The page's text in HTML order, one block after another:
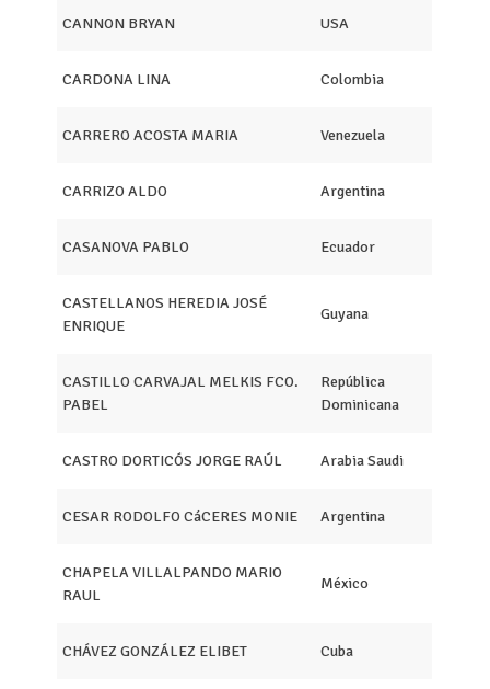
CANNON BRYAN USA
CARDONA LINA Colombia
CARRERO ACOSTA MARIA Venezuela
CARRIZO ALDO Argentina
CASANOVA PABLO Ecuador
CASTELLANOS HEREDIA JOSÉ
ENRIQUE
Guyana
CASTILLO CARVAJAL MELKIS FCO.
PABEL
República
Dominicana
CASTRO DORTICÓS JORGE RAÚL Arabia Saudi
CESAR RODOLFO CáCERES MONIE Argentina
CHAPELA VILLALPANDO MARIO
RAUL
México
CHÁVEZ GONZÁLEZ ELIBET Cuba